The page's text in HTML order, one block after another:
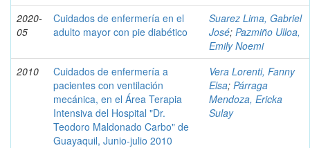
2020-
05
Cuidados de enfermería en el
adulto mayor con pie diabético
Suarez Lima, Gabriel
José; Pazmiño Ulloa,
Emily Noemi
2010
Cuidados de enfermería a
pacientes con ventilación
mecánica, en el Área Terapia
Intensiva del Hospital "Dr.
Teodoro Maldonado Carbo" de
Guayaquil, Junio-julio 2010
Vera Lorenti, Fanny
Elsa; Párraga
Mendoza, Ericka
Sulay